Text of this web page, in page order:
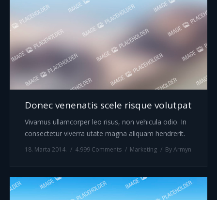
Donec venenatis scele risque volutpat
Vivamus ullamcorper leo risus, non vehicula odio. In
consectetur viverra utate magna aliquam hendrerit.
18. Marta 2014. 4.999 Comments Marketing ByArmyn